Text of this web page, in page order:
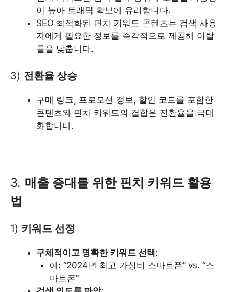
이 높아 트래픽 확보에 유리합니다.
SEO 최적화된 핀치 키워드 콘텐츠는 검색 사용
자에게 필요한 정보를 즉각적으로 제공해 이탈
률을 낮춥니다.
3) 전환율 상승
구매 링크, 프로모션 정보, 할인 코드를 포함한
콘텐츠와 핀치 키워드의 결합은 전환율을 극대
화합니다.
3. 매출 증대를 위한 핀치 키워드 활용
법
1) 키워드 선정
구체적이고 명확한 키워드 선택:
예: “2024년 최고 가성비 스마트폰” vs. “스
마트폰”